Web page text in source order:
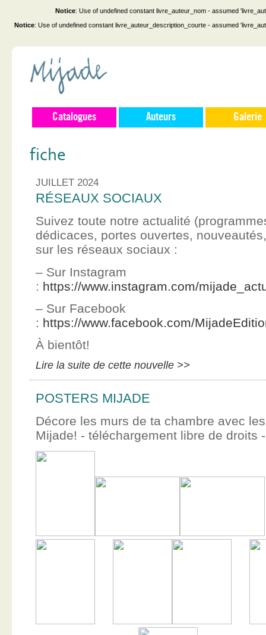
Notice: Use of undefined constant livre_auteur_nom - assumed
Notice: Use of undefined constant livre_auteur_description_courte - assumed
Catalogues Auteurs Galerie
fiche
JUILLET 2024
RÉSEAUX SOCIAUX
Suivez toute notre actualité
dédicaces, portes ouvertes,
sur les réseaux sociaux :
– Sur Instagram
: https://www.instagram.com/
– Sur Facebook
: https://www.facebook.com/
À bientôt!
Lire la suite de cette nouvelle >>
POSTERS MIJADE
Décore les murs de ta chambre avec
Mijade! - téléchargement libre de droits -